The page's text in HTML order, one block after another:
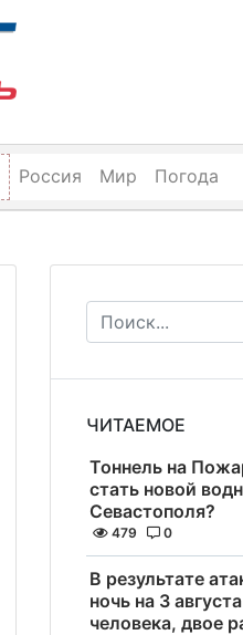
Россия Мир Погода
ЧИТАЕМОЕ
Тоннель на
стать новой
Севастополя?
479 0
В результате
ночь на 3
человека, двое